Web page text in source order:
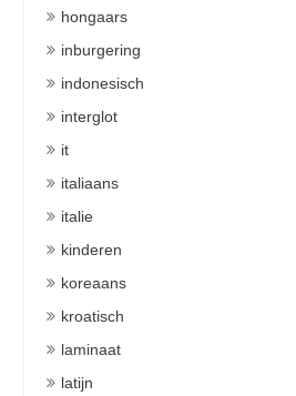
hongaars
inburgering
indonesisch
interglot
it
italiaans
italie
kinderen
koreaans
kroatisch
laminaat
latijn